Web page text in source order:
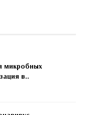
микробных
в..